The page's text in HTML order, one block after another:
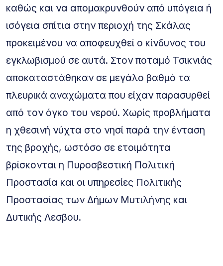
καθώς και να απομακρυνθούν από υπόγεια ή
ισόγεια σπίτια στην περιοχή της Σκάλας
προκειμένου να αποφευχθεί ο κίνδυνος του
εγκλωβισμού σε αυτά. Στον ποταμό Τσικνιάς
αποκαταστάθηκαν σε μεγάλο βαθμό τα
πλευρικά αναχώματα που είχαν παρασυρθεί
από τον όγκο του νερού. Χωρίς προβλήματα
η χθεσινή νύχτα στο νησί παρά την ένταση
της βροχής, ωστόσο σε ετοιμότητα
βρίσκονται η Πυροσβεστική Πολιτική
Προστασία και οι υπηρεσίες Πολιτικής
Προστασίας των Δήμων Μυτιλήνης και
Δυτικής Λεσβου.